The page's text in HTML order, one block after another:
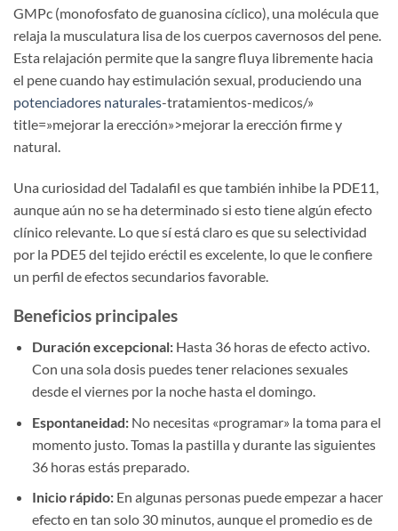
GMPc (monofosfato de guanosina cíclico), una molécula que
relaja la musculatura lisa de los cuerpos cavernosos del pene.
Esta relajación permite que la sangre fluya libremente hacia
el pene cuando hay estimulación sexual, produciendo una
potenciadores naturales-tratamientos-medicos/»
title=»mejorar la erección»>mejorar la erección firme y
natural.
Una curiosidad del Tadalafil es que también inhibe la PDE11,
aunque aún no se ha determinado si esto tiene algún efecto
clínico relevante. Lo que sí está claro es que su selectividad
por la PDE5 del tejido eréctil es excelente, lo que le confiere
un perfil de efectos secundarios favorable.
Beneficios principales
Duración excepcional:Hasta 36 horas de efecto activo.
Con una sola dosis puedes tener relaciones sexuales
desde el viernes por la noche hasta el domingo.
Espontaneidad:No necesitas «programar» la toma para el
momento justo. Tomas la pastilla y durante las siguientes
36 horas estás preparado.
Inicio rápido:En algunas personas puede empezar a hacer
efecto en tan solo 30 minutos, aunque el promedio es de